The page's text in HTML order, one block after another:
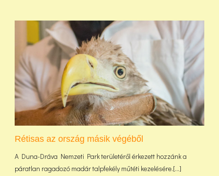
Rétisas az ország másik végéből
A Duna-Dráva Nemzeti Park területéről érkezett hozzánk a
páratlan ragadozó madár talpfekély műtéti kezelésére.[...]